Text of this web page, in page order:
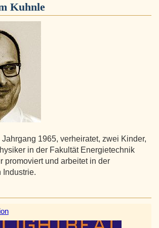
Kuhnle
1965, verheiratet, zwei Kinder,
in der Fakultät Energietechnik
promoviert und arbeitet in der
Industrie.